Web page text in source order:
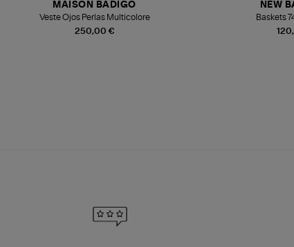
250,00 €
MAISON BADIGO
Veste Ojos Perlas Multicolore
NEW
Baskets